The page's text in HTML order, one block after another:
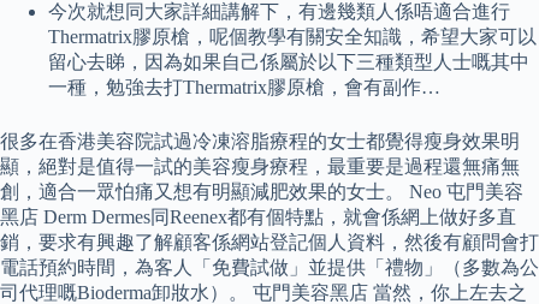
今次就想同大家詳細講解下，有邊幾類人係唔適合進行
Thermatrix膠原槍，呢個教學有關安全知識，希望大家可以
留心去睇，因為如果自己係屬於以下三種類型人士嘅其中
一種，勉強去打Thermatrix膠原槍，會有副作…
很多在香港美容院試過冷凍溶脂療程的女士都覺得瘦身效果明
顯，絕對是值得一試的美容瘦身療程，最重要是過程還無痛無
創，適合一眾怕痛又想有明顯減肥效果的女士。 Neo 屯門美容
黑店 Derm Dermes同Reenex都有個特點，就會係網上做好多直
銷，要求有興趣了解顧客係網站登記個人資料，然後有顧問會打
電話預約時間，為客人「免費試做」並提供「禮物」（多數為公
司代理嘅Bioderma卸妝水）。 屯門美容黑店 當然，你上左去之